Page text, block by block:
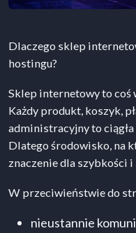
Dlaczego sklep
hostingu?
Sklep internetowy to coś
Każdy produkt, koszyk,
administracyjny to
Dlatego środowisko, na
znaczenie dla szybkości
W przeciwieństwie do
nieustannie